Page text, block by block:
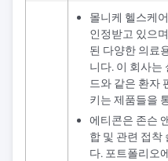
몰니케 헬스케
인정받고 있으
된 다양한 의료
니다. 이 회사는
드와 같은 환자
키는 제품들을
에티콘은 존슨
합 및 관련 접착
다. 포트폴리오